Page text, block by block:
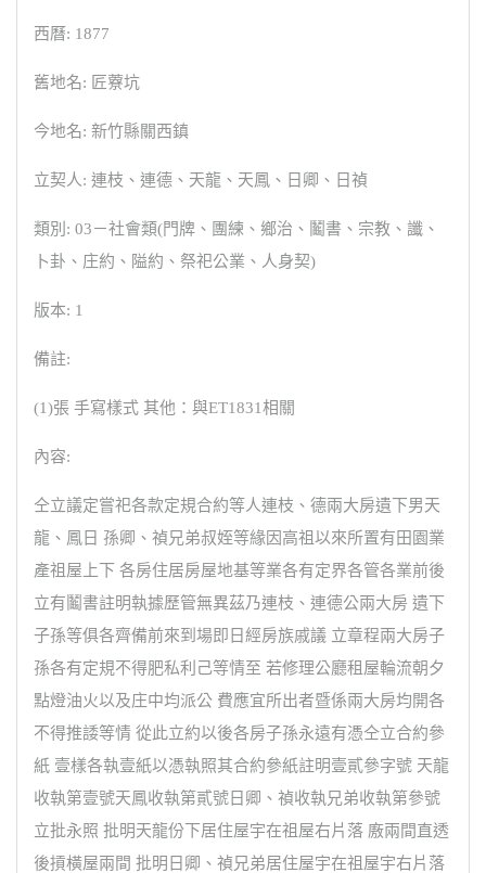
西曆: 1877
舊地名: 匠藔坑
今地名: 新竹縣關西鎮
立契人: 連枝、連德、天龍、天鳳、日卿、日禎
類別: 03－社會類(門牌、團練、鄉治、鬮書、宗教、讖、
卜卦、庄約、隘約、祭祀公業、人身契)
版本: 1
備註:
(1)張 手寫樣式 其他：與ET1831相關
內容:
仝立議定嘗祀各款定規合約等人連枝、德兩大房遺下男天
龍、鳳日 孫卿、禎兄弟叔姪等緣因高祖以來所置有田園業
產祖屋上下 各房住居房屋地基等業各有定界各管各業前後
立有鬮書註明執據歷管無異茲乃連枝、連德公兩大房 遺下
子孫等俱各齊備前來到場即日經房族戚議 立章程兩大房子
孫各有定規不得肥私利己等情至 若修理公廳租屋輪流朝夕
點燈油火以及庄中均派公 費應宜所出者暨係兩大房均開各
不得推諉等情 從此立約以後各房子孫永遠有憑仝立合約參
紙 壹樣各執壹紙以憑執照其合約參紙註明壹貳參字號 天龍
收執第壹號天鳳收執第貳號日卿、禎收執兄弟收執第參號
立批永照 批明天龍份下居住屋宇在祖屋右片落 廒兩間直透
後摃橫屋兩間 批明日卿、禎兄弟居住屋宇在祖屋宇右片落